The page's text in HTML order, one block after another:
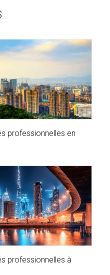
professionnelles en
professionnelles à